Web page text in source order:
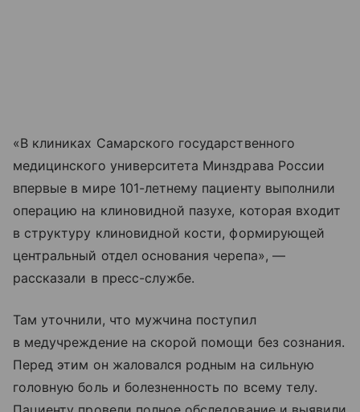
«В клиниках Самарского государственного
медицинского университета Минздрава России
впервые в мире 101-летнему пациенту выполнили
операцию на клиновидной пазухе, которая входит
в структуру клиновидной кости, формирующей
центральный отдел основания черепа», —
рассказали в пресс-службе.
Там уточнили, что мужчина поступил
в медучреждение на скорой помощи без сознания.
Перед этим он жаловался родным на сильную
головную боль и болезненность по всему телу.